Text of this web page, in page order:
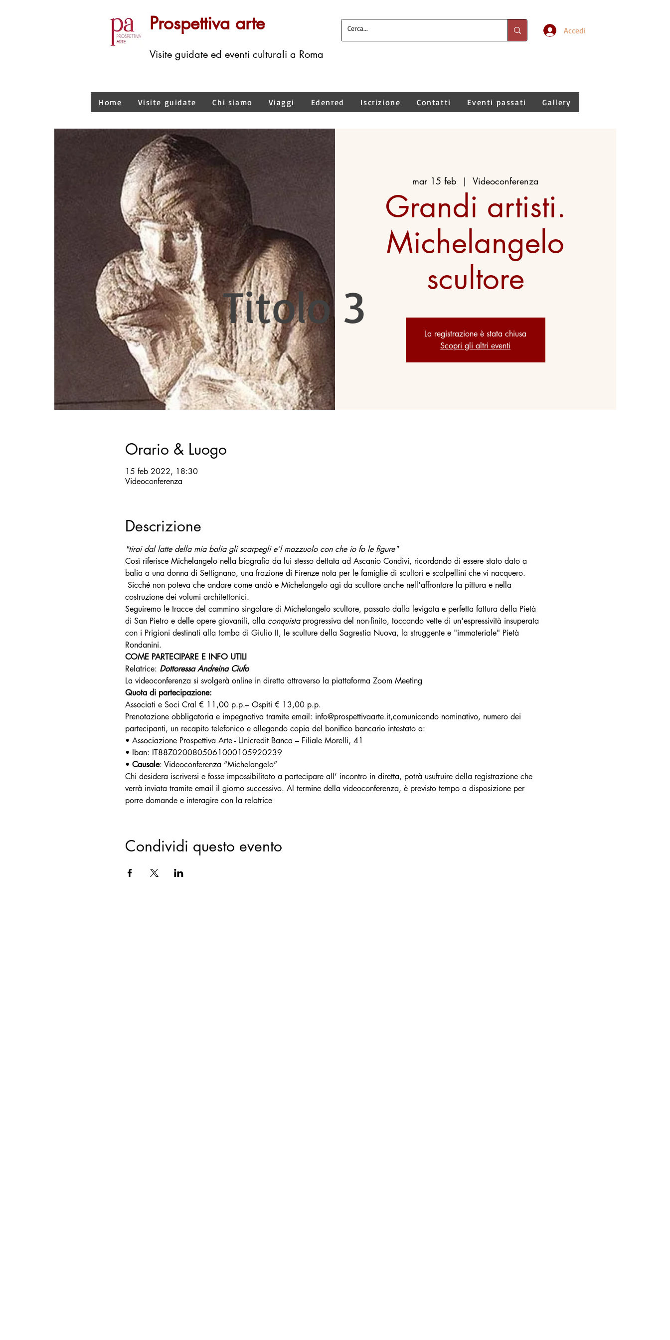
Prospettiva arte
Visite guidate ed eventi culturali a Roma
Accedi
Home Visite guidate Chi siamo Viaggi Edenred Iscrizione Contatti Eventi passati Gallery
mar 15 feb
  |
Videoconferenza
Grandi artisti.
Michelangelo
scultore
La registrazione è stata chiusa
Scopri gli altri eventi
Orario & Luogo
15 feb 2022, 18:30
Videoconferenza
Descrizione
"tirai dal latte della mia balia gli scarpegli e’l mazzuolo con che io fo le figure"
Così riferisce Michelangelo nella biografia da lui stesso dettata ad Ascanio Condivi, ricordando di essere stato dato a
balia a una donna di Settignano, una frazione di Firenze nota per le famiglie di scultori e scalpellini che vi nacquero.
Sicché non poteva che andare come andò e Michelangelo agì da scultore anche nell'affrontare la pittura e nella
costruzione dei volumi architettonici.
Seguiremo le tracce del cammino singolare di Michelangelo scultore, passato dalla levigata e perfetta fattura della Pietà
di San Pietro e delle opere giovanili, alla conquista progressiva del non-finito, toccando vette di un'espressività insuperata
con i Prigioni destinati alla tomba di Giulio II, le sculture della Sagrestia Nuova, la struggente e "immateriale" Pietà
Rondanini.
COME PARTECIPARE E INFO UTILI
Relatrice: Dottoressa Andreina Ciufo
La videoconferenza si svolgerà online in diretta attraverso la piattaforma Zoom Meeting
Quota di partecipazione:
Associati e Soci Cral € 11,00 p.p.– Ospiti € 13,00 p.p.
Prenotazione obbligatoria e impegnativa tramite email: info@prospettivaarte.it,comunicando nominativo, numero dei
partecipanti, un recapito telefonico e allegando copia del bonifico bancario intestato a:
• Associazione Prospettiva Arte - Unicredit Banca – Filiale Morelli, 41
• Iban: IT88Z0200805061000105920239
• Causale: Videoconferenza “Michelangelo”
Chi desidera iscriversi e fosse impossibilitato a partecipare all’ incontro in diretta, potrà usufruire della registrazione che
verrà inviata tramite email il giorno successivo. Al termine della videoconferenza, è previsto tempo a disposizione per
porre domande e interagire con la relatrice
Condividi questo evento
Titolo 3